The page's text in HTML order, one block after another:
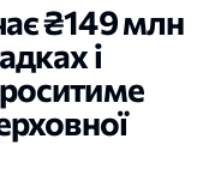
₴149 млн
і